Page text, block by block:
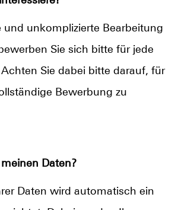
und unkomplizierte Bearbeitung
Sie sich bitte für jede
Sie dabei bitte darauf, für
Bewerbung zu
Daten?
Daten wird automatisch ein